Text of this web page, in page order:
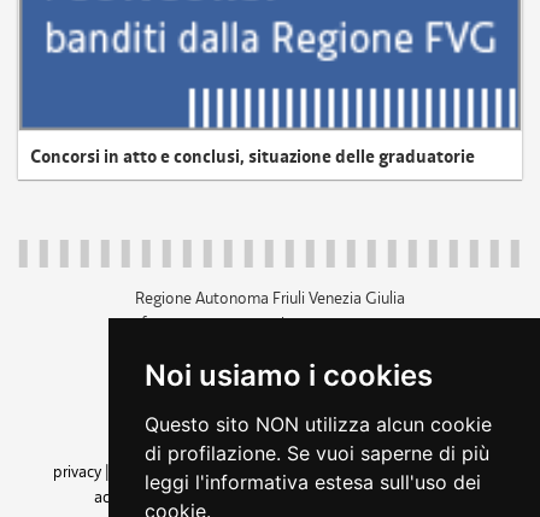
Noi usiamo i cookies
Questo sito NON utilizza alcun cookie
di profilazione. Se vuoi saperne di più
leggi l'informativa estesa sull'uso dei
cookie.
Concorsi in atto e conclusi, situazione delle graduatorie
Regione Autonoma Friuli Venezia Giulia
c.f. 80014930327; p.iva 00526040324
+39 040 3771111
amministrazione trasparente
privacy
cookie |note legali accessibilità
dichiarazione di
accessibilità| feedback cambio preferenze cookie